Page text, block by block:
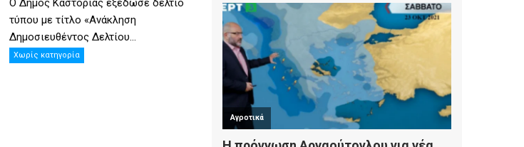
Ο Δήμος Καστοριάς εξέδωσε δελτίο
τύπου με τίτλο «Ανάκληση
Δημοσιευθέντος Δελτίου...
Χωρίς κατηγορία